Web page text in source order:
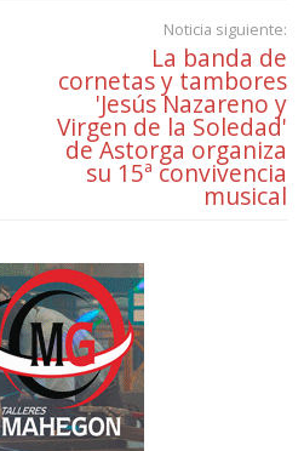
Noticia siguiente:
La banda de
cornetas y tambores
'Jesús Nazareno y
Virgen de la Soledad'
de Astorga organiza
su 15ª convivencia
musical